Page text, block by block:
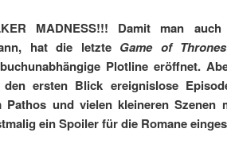
MADNESS!!! Damit man
hat die letzte Game of Thrones
Plotline eröffnet.
ersten Blick ereignislose
Pathos und vielen kleineren Szenen
ein Spoiler für die Romane